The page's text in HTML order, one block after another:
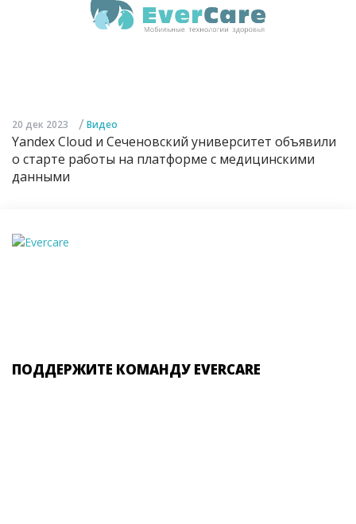
20 дек 2023 / Видео
Yandex Cloud и Сеченовский университет объявили
о старте работы на платформе с медицинскими
данными
ПОДДЕРЖИТЕ КОМАНДУ EVERCARE